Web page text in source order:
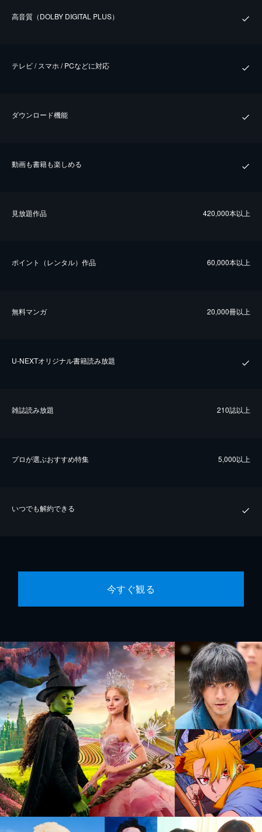
⾼⾳質（DOLBY DIGITAL PLUS）
テレビ / スマホ / PCなどに対応
ダウンロード機能
動画も書籍も楽しめる
⾒放題作品 420,000本以上
ポイント（レンタル）作品 60,000本以上
無料マンガ 20,000冊以上
U-NEXTオリジナル書籍読み放題
雑誌読み放題 210誌以上
プロが選ぶおすすめ特集 5,000以上
いつでも解約できる
今すぐ観る